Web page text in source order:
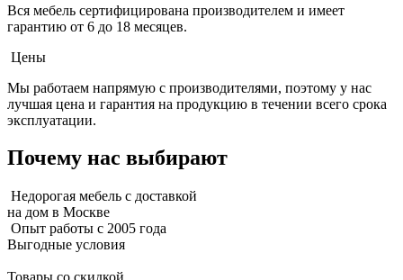
Вся мебель сертифицирована производителем и имеет
гарантию от 6 до 18 месяцев.
Цены
Мы работаем напрямую с производителями, поэтому у нас
лучшая цена и гарантия на продукцию в течении всего срока
эксплуатации.
Почему нас выбирают
Недорогая мебель с доставкой
на дом в Москве
Опыт работы с 2005 года
Выгодные условия